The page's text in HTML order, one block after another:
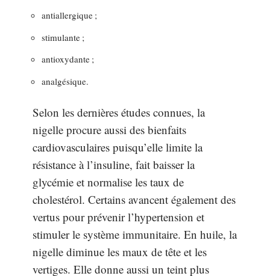
antiallergique ;
stimulante ;
antioxydante ;
analgésique.
Selon les dernières études connues, la
nigelle procure aussi des bienfaits
cardiovasculaires puisqu’elle limite la
résistance à l’insuline, fait baisser la
glycémie et normalise les taux de
cholestérol. Certains avancent également des
vertus pour prévenir l’hypertension et
stimuler le système immunitaire. En huile, la
nigelle diminue les maux de tête et les
vertiges. Elle donne aussi un teint plus